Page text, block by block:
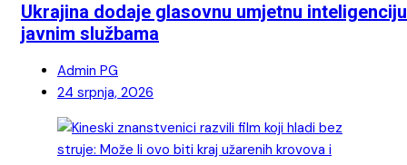
Ukrajina dodaje glasovnu umjetnu inteligenciju
javnim službama
Admin PG
24 srpnja, 2026